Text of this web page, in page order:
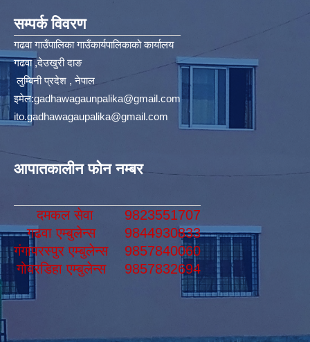
सम्पर्क विवरण
गढवा गाउँपालिका गाउँकार्यपालिकाको कार्यालय
गढवा ,देउखुरी दाङ
लुम्बिनी प्रदेश , नेपाल
इमेल:gadhawagaunpalika@gmail.com
ito.gadhawagaupalika@gmail.com
आपातकालीन फोन नम्बर
दमकल सेवा
9823551707
गढवा एम्बुलेन्स
9844930833
गंगापरस्पुर एम्बुलेन्स
9857840060
गोबरडिहा एम्बुलेन्स
9857832694